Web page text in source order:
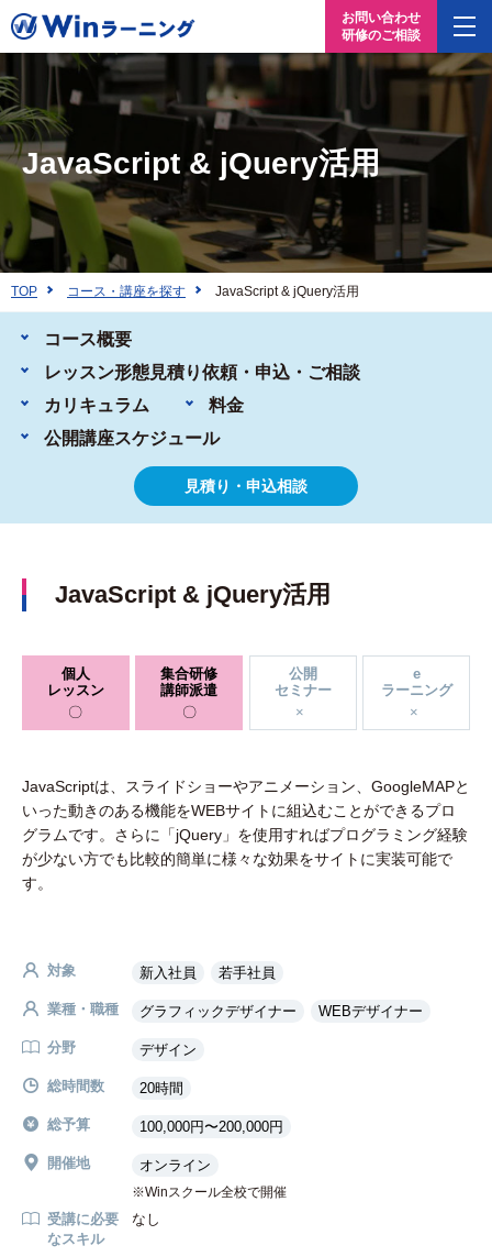
お問い合わせ
研修のご相談
JavaScript & jQuery活用
TOP コース・講座を探す JavaScript & jQuery活用
コース概要
レッスン形態見積り依頼・申込・ご相談
カリキュラム
料金
公開講座スケジュール
見積り・申込相談
JavaScript & jQuery活用
個人
レッスン
集合研修
講師派遣
公開
セミナー
e
ラーニング
JavaScriptは、スライドショーやアニメーション、GoogleMAPと
いった動きのある機能をWEBサイトに組込むことができるプロ
グラムです。さらに「jQuery」を使用すればプログラミング経験
が少ない方でも比較的簡単に様々な効果をサイトに実装可能で
す。
対象 新入社員 若手社員
業種・職種 グラフィックデザイナー WEBデザイナー
分野 デザイン
総時間数 20時間
総予算 100,000円〜200,000円
開催地 オンライン
Winスクール全校で開催
受講に必要
なスキル
なし